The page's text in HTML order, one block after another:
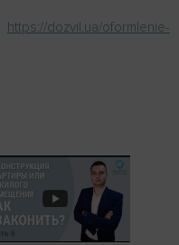
https://dozvil.ua/oformlenie-